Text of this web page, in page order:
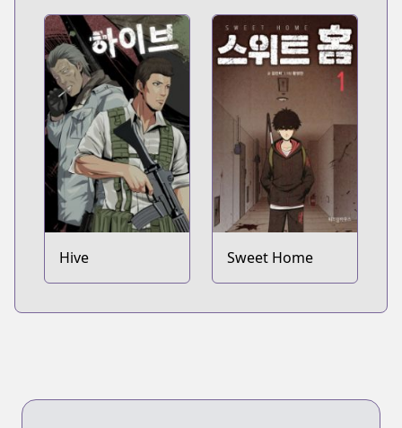
Hive Sweet Home